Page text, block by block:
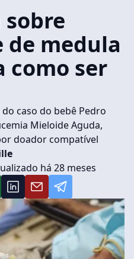
medula
como ser
caso do bebê Pedro
Mieloide Aguda,
doador compatível
há 28 meses